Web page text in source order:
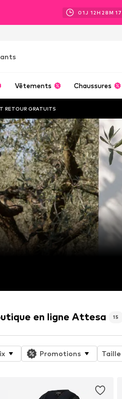
01J 12H 28M 15
Vêtements Chaussures
RETOUR GRATUITS
en ligne Attesa 15
Promotions Taille